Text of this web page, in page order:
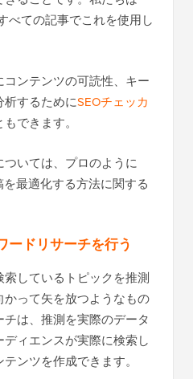
べての記事でこれを使用し
ンテンツの可読性、キー
析するためにSEOチェッカ
できます。
いては、プロのように
最適化する方法に関する
ードリサーチを行う
しているトピックを推測
かって矢を放つようなもの
は、推測を実際のデータ
ィエンスが実際に検索し
ンツを作成できます。